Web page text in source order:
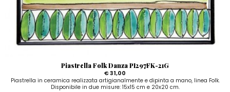
Piastrella Folk Danza PI297FK-21G
€ 31,00
Piastrella in ceramica realizzata artigianalmente e dipinta a mano, linea Folk.
Disponibile in due misure: 15x15 cm e 20x20 cm.